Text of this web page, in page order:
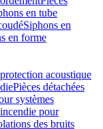
en tube
Siphons en
en forme
acoustique
Pièces détachées
systèmes
pour
des bruits